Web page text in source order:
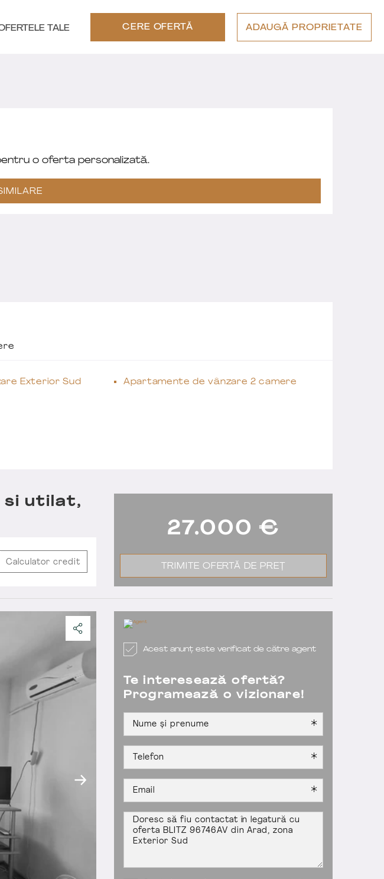
TALE CERE OFERTĂ ADAUGĂ PROPRIETATE
o oferta personalizată.
Exterior Sud Apartamente de vânzare 2 camere
si utilat,
Calculator credit
Acest anunț este verificat de către agent
Te interesează ofertă?
Programează o vizionare!
27.000 €
TRIMITE OFERTĂ DE PREȚ